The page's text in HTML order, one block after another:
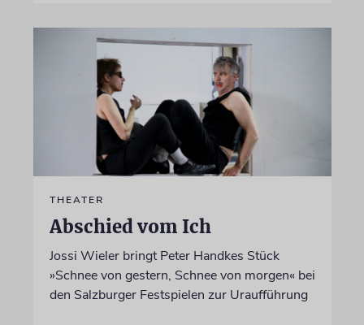
THEATER
Abschied vom Ich
Jossi Wieler bringt Peter Handkes Stück
»Schnee von gestern, Schnee von morgen« bei
den Salzburger Festspielen zur Uraufführung